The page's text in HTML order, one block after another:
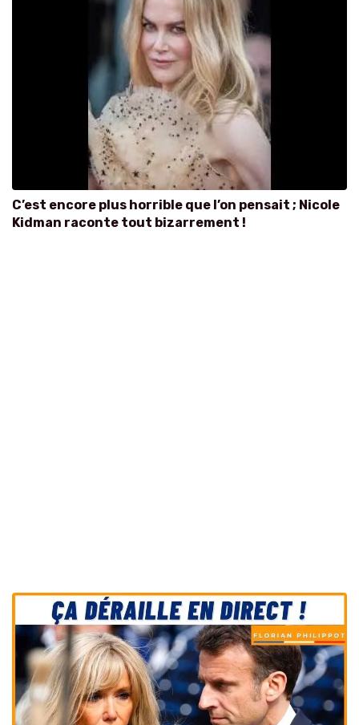
C’est encore plus horrible que l’on pensait ; Nicole
Kidman raconte tout bizarrement !